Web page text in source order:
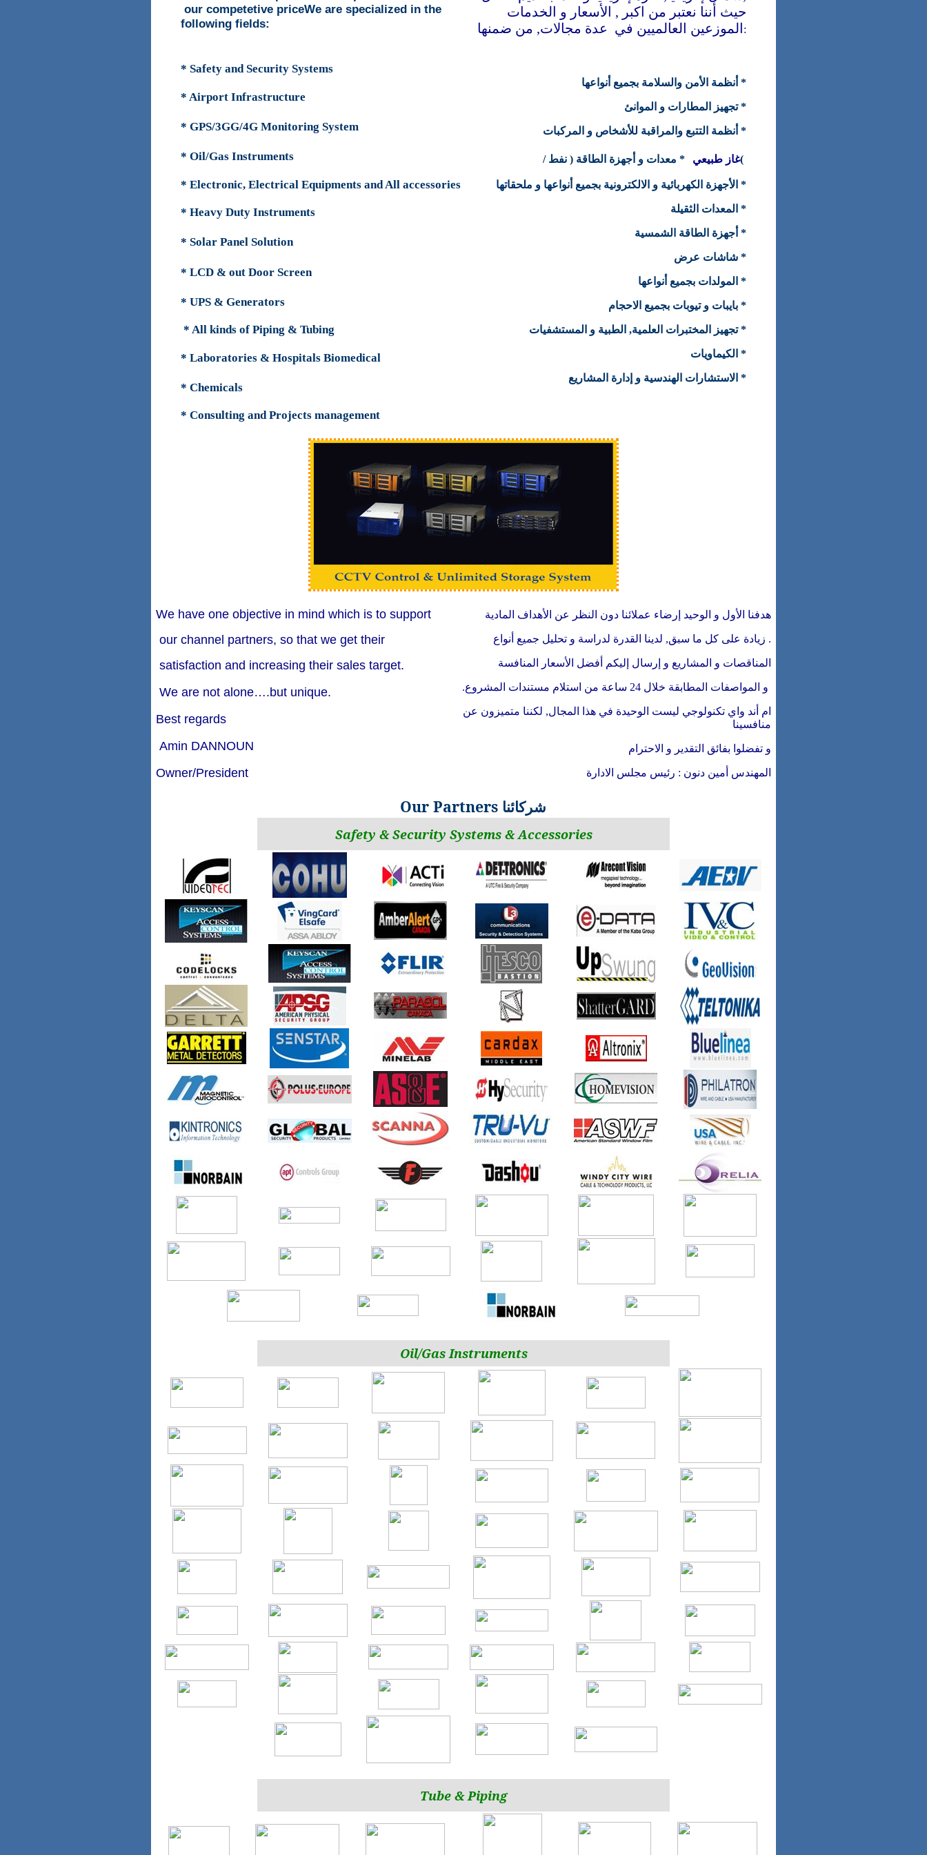
our competetive priceWe are specialized in the
following fields:
الأسعار و الخدمات , حيث أننا نعتبر من اكبر
الموزعين العالميين في عدة مجالات, من ضمنها :
* Safety and Security Systems
* Airport Infrastructure
* GPS/3GG/4G Monitoring System
* Oil/Gas Instruments
* Electronic, Electrical Equipments and All accessories
* Heavy Duty Instruments
* Solar Panel Solution
* LCD & out Door Screen
* UPS & Generators
* All kinds of Piping & Tubing
* Laboratories & Hospitals Biomedical
* Chemicals
* Consulting and Projects management
* أنظمة الأمن والسلامة بجميع أنواعها
* تجهيز المطارات و الموانئ
* أنظمة التتبع والمراقبة للأشخاص و المركبات
* معدات و أجهزة الطاقة ( نفط / غاز طبيعي)
* الأجهزة الكهربائية و الالكترونية بجميع أنواعها و ملحقاتها
* المعدات الثقيلة
* أجهزة الطاقة الشمسية
شاشات عرض *
* المولدات بجميع أنواعها
* بايبات و تيوبات بجميع الاحجام
* تجهيز المختبرات العلمية, الطبية و المستشفيات
* الكيماويات
* الاستشارات الهندسية و إدارة المشاريع
We have one objective in mind which is to support
our channel partners, so that we get their
satisfaction and increasing their sales target.
We are not alone….but unique.
Best regards
Amin DANNOUN
Owner/President
هدفنا الأول و الوحيد إرضاء عملائنا دون النظر عن الأهداف المادية
. زيادة على كل ما سبق, لدينا القدرة لدراسة و تحليل جميع أنواع
المناقصات و المشاريع و إرسال إليكم أفضل الأسعار المنافسة
و المواصفات المطابقة خلال 24 ساعة من استلام مستندات المشروع.
ام أند واي تكنولوجي ليست الوحيدة في هذا المجال, لكننا متميزون عن
منافسينا
و تفضلوا بفائق التقدير و الاحترام
رئيس مجلس الادارة : المهندس أمين دنون
Our Partners شركائنا
Safety & Security Systems & Accessories
Oil/Gas Instruments
Tube & Piping